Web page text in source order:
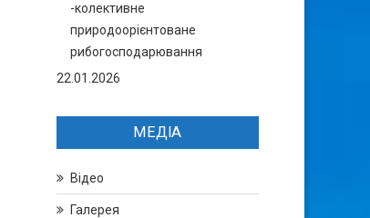
-колективне
природоорієнтоване
рибогосподарювання
22.01.2026
МЕДІА
Відео
Галерея